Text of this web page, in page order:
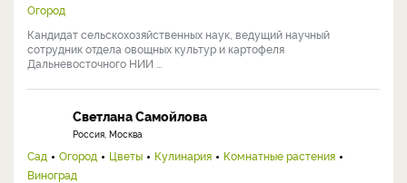
Огород
Кандидат сельскохозяйственных наук, ведущий научный
сотрудник отдела овощных культур и картофеля
Дальневосточного НИИ ...
Светлана Самойлова
Россия, Москва
Сад Огород Цветы Кулинария
Комнатные растения
Виноград